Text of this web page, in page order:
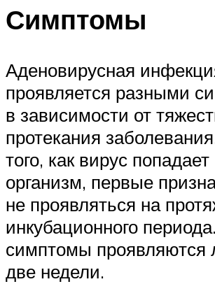
Симптомы
Аденовирусная
проявляется разными
в зависимости от
протекания
того, как вирус попадает
организм, первые
не проявляться на
инкубационного
симптомы проявляются
две недели.